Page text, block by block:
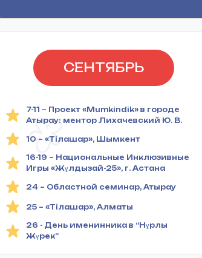
СЕНТЯБРЬ
7-11 – Проект «Mumkindik» в городе
Атырау: ментор Лихачевский Ю. В.
10 – «Тілашар», Шымкент
16-19 – Национальные Инклюзивные
Игры «Жұлдызай-25», г. Астана
24 – Областной семинар, Атырау
25 – «Тілашар», Алматы
26 - День именинника в “Нұрлы
Жүрек”